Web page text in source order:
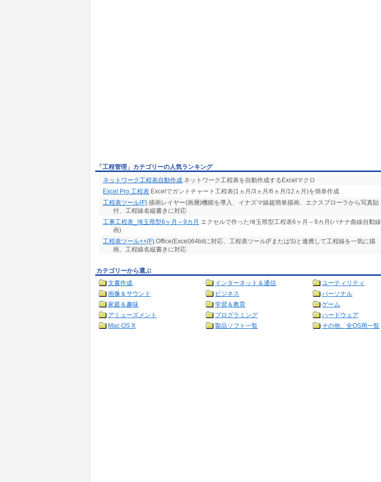
「工程管理」カテゴリーの人気ランキング
ネットワーク工程表自動作成 ネットワーク工程表を自動作成するExcelマクロ
Excel Pro 工程表 Excelでガントチャート工程表(1ヵ月/3ヵ月/6ヵ月/12ヵ月)を簡単作成
工程表ツール(F) 描画レイヤー(画層)機能を導入、イナズマ線超簡単描画、エクスプローラから写真貼
付、工程線名縦書きに対応
工事工程表_埼玉県型6ヶ月～9カ月 エクセルで作った埼玉県型工程表6ヶ月～9カ月(バナナ曲線自動線
画)
工程表ツール++(F) Office(Excel)64bitに対応、工程表ツール(FまたはS)と連携して工程線を一気に描
画、工程線名縦書きに対応
カテゴリーから選ぶ
文書作成
インターネット＆通信
ユーティリティ
画像＆サウンド
ビジネス
パーソナル
家庭＆趣味
学習＆教育
ゲーム
アミューズメント
プログラミング
ハードウェア
Mac OS X
製品ソフト一覧 その他、全OS用一覧